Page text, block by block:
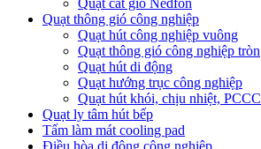
Quạt thông gió công nghiệp
Quạt hút công nghiệp vuông
Quạt thông gió công nghiệp tròn
Quạt hút di động
Quạt hướng trục công nghiệp
Quạt hút khói, chịu nhiệt, PCCC
Quạt ly tâm hút bếp
Tấm làm mát cooling pad
Điều hòa di động công nghiệp